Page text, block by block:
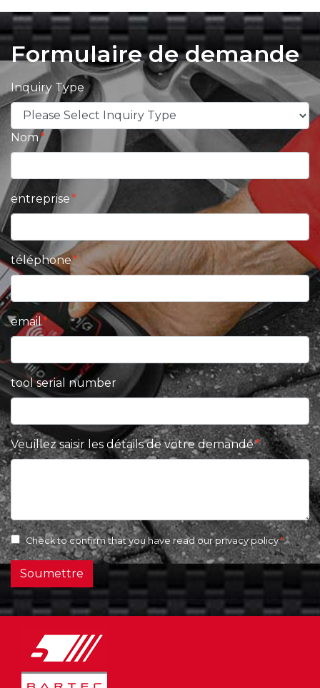
Formulaire de demande
Inquiry Type
Nom
entreprise
téléphone
email
tool serial number
Veuillez saisir les détails de votre demande
Check to confirm that you have read our privacy policy
Soumettre